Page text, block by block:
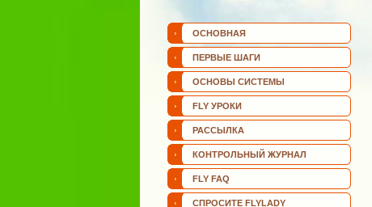
ОСНОВНАЯ
ПЕРВЫЕ ШАГИ
ОСНОВЫ СИСТЕМЫ
FLY УРОКИ
РАССЫЛКА
КОНТРОЛЬНЫЙ ЖУРНАЛ
FLY FAQ
СПРОСИТЕ FLYLADY